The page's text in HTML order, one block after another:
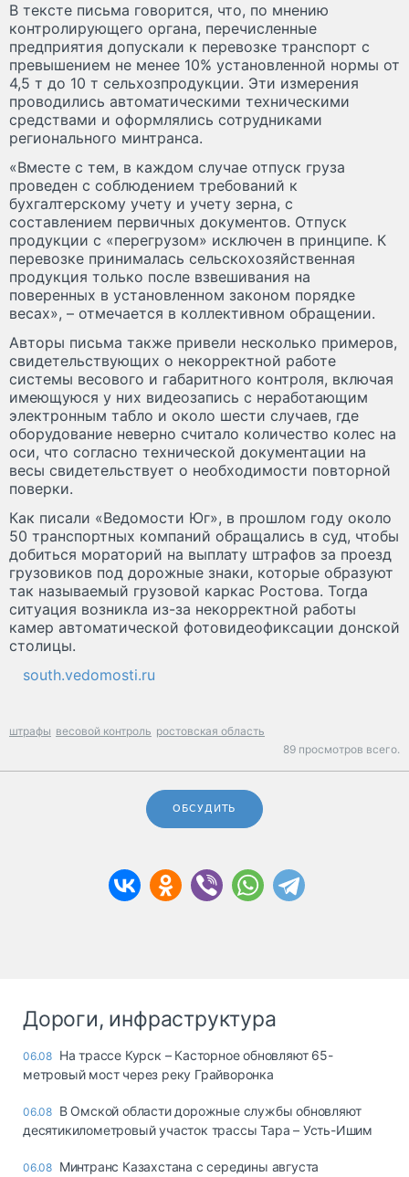
В тексте письма говорится, что, по мнению
контролирующего органа, перечисленные
предприятия допускали к перевозке транспорт с
превышением не менее 10% установленной нормы от
4,5 т до 10 т сельхозпродукции. Эти измерения
проводились автоматическими техническими
средствами и оформлялись сотрудниками
регионального минтранса.
«Вместе с тем, в каждом случае отпуск груза
проведен с соблюдением требований к
бухгалтерскому учету и учету зерна, с
составлением первичных документов. Отпуск
продукции с «перегрузом» исключен в принципе. К
перевозке принималась сельскохозяйственная
продукция только после взвешивания на
поверенных в установленном законом порядке
весах», – отмечается в коллективном обращении.
Авторы письма также привели несколько примеров,
свидетельствующих о некорректной работе
системы весового и габаритного контроля, включая
имеющуюся у них видеозапись с неработающим
электронным табло и около шести случаев, где
оборудование неверно считало количество колес на
оси, что согласно технической документации на
весы свидетельствует о необходимости повторной
поверки.
Как писали «Ведомости Юг», в прошлом году около
50 транспортных компаний обращались в суд, чтобы
добиться мораторий на выплату штрафов за проезд
грузовиков под дорожные знаки, которые образуют
так называемый грузовой каркас Ростова. Тогда
ситуация возникла из-за некорректной работы
камер автоматической фотовидеофиксации донской
столицы.
south.vedomosti.ru
штрафы весовой контроль ростовская область
89 просмотров всего.
ОБСУДИТЬ
Дороги, инфраструктура
06.08 На трассе Курск – Касторное обновляют 65-
метровый мост через реку Грайворонка
06.08 В Омской области дорожные службы обновляют
десятикилометровый участок трассы Тара – Усть-Ишим
06.08 Минтранс Казахстана с середины августа